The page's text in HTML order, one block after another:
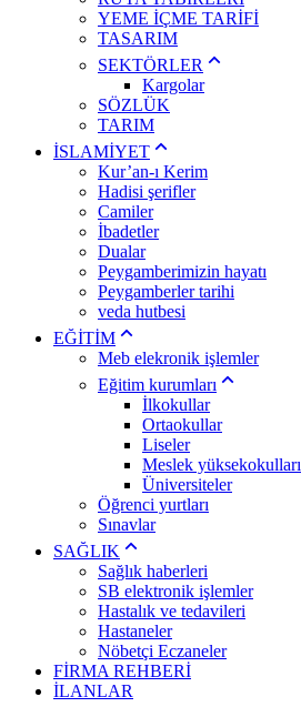
YEME İÇME TARİFİ
TASARIM
SEKTÖRLER
Kargolar
SÖZLÜK
TARIM
İSLAMİYET
Kur’an-ı Kerim
Hadisi şerifler
Camiler
İbadetler
Dualar
Peygamberimizin hayatı
Peygamberler tarihi
veda hutbesi
EĞİTİM
Meb elekronik işlemler
Eğitim kurumları
İlkokullar
Ortaokullar
Liseler
Meslek yüksekokulları
Üniversiteler
Öğrenci yurtları
Sınavlar
SAĞLIK
Sağlık haberleri
SB elektronik işlemler
Hastalık ve tedavileri
Hastaneler
Nöbetçi Eczaneler
FİRMA REHBERİ
İLANLAR